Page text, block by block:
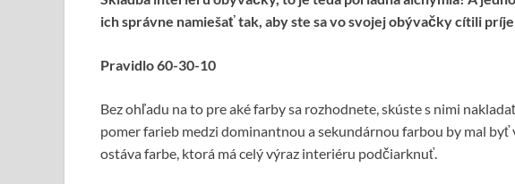
ich správne namiešať tak, aby ste sa vo svojej obývačky cítili
Pravidlo 60-30-10
Bez ohľadu na to pre aké farby sa rozhodnete, skúste s nimi
pomer farieb medzi dominantnou a sekundárnou farbou by mal byť
ostáva farbe, ktorá má celý výraz interiéru podčiarknuť.